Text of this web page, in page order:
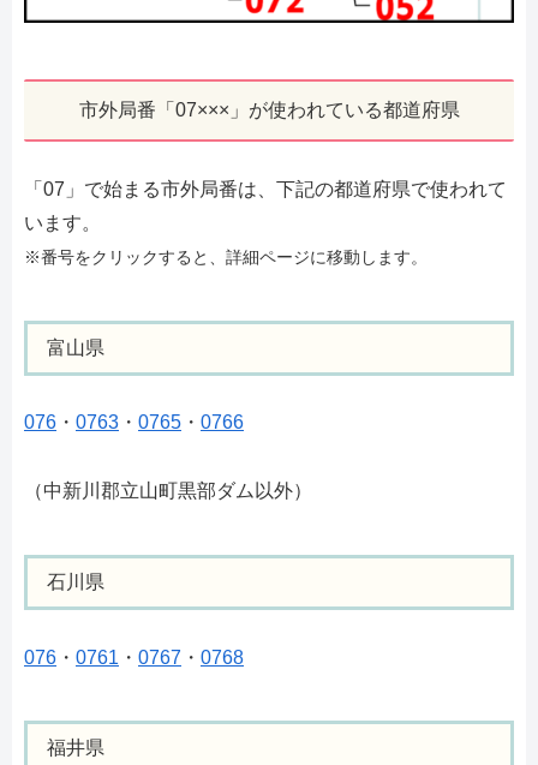
市外局番「07×××」が使われている都道府県
「07」で始まる市外局番は、下記の都道府県で使われて
います。
※番号をクリックすると、詳細ページに移動します。
富山県
076 ・ 0763 ・ 0765 ・ 0766
（中新川郡立山町黒部ダム以外）
石川県
076 ・ 0761 ・ 0767 ・ 0768
福井県